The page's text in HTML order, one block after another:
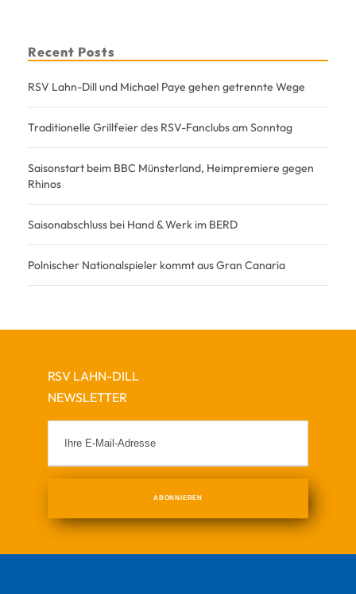
Recent Posts
RSV Lahn-Dill und Michael Paye gehen getrennte Wege
Traditionelle Grillfeier des RSV-Fanclubs am Sonntag
Saisonstart beim BBC Münsterland, Heimpremiere gegen
Rhinos
Saisonabschluss bei Hand & Werk im BERD
Polnischer Nationalspieler kommt aus Gran Canaria
RSV LAHN-DILL
NEWSLETTER